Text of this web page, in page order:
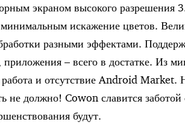
экраном высокого разрешения
искажение цветов.
разными эффектами.
– всего в достатке. Из
работа и отсутствие Android
не должно! Cowon славится
будут.